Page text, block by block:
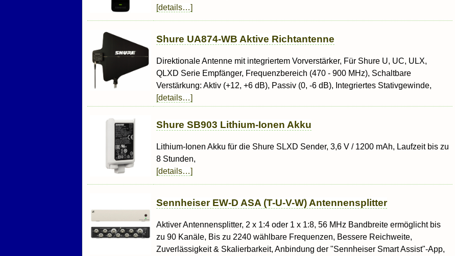
[details…]
Shure UA874-WB Aktive Richtantenne
Direktionale Antenne mit integriertem Vorverstärker, Für Shure U, UC, ULX,
QLXD Serie Empfänger, Frequenzbereich (470 - 900 MHz), Schaltbare
Verstärkung: Aktiv (+12, +6 dB), Passiv (0, -6 dB), Integriertes Stativgewinde,
[details…]
Shure SB903 Lithium-Ionen Akku
Lithium-Ionen Akku für die Shure SLXD Sender, 3,6 V / 1200 mAh, Laufzeit bis zu
8 Stunden,
[details…]
Sennheiser EW-D ASA (T-U-V-W) Antennensplitter
Aktiver Antennensplitter, 2 x 1:4 oder 1 x 1:8, 56 MHz Bandbreite ermöglicht bis
zu 90 Kanäle, Bis zu 2240 wählbare Frequenzen, Bessere Reichweite,
Zuverlässigkeit & Skalierbarkeit, Anbindung der "Sennheiser Smart Assist"-App,